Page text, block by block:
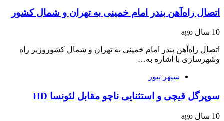
اتصال راه‌آهن بندر امام خمینی به تهران و شمال کشور
10 سال ago
اتصال راه‌آهن بندر امام خمینی به تهران و شمال کشوروزیر راه
وشهرسازی با اشاره به…
سپهر نیوز
سوپرگل قیچی و استثنایی ناچو مقابل لئونسا HD
10 سال ago